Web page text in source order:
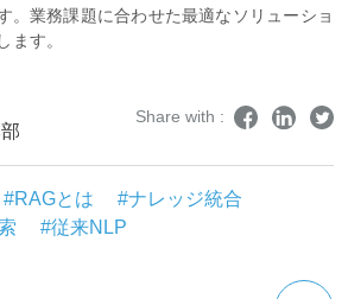
。内部知識と外部ソースを融合すること
適応できます。
ではRAG技術を活用したNLPシステムの
ナレッジ統合の設計・実装までトータルで
。業務課題に合わせた最適なソリューショ
ます。